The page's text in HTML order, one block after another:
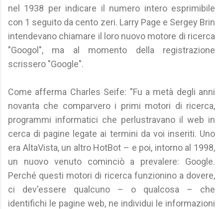
nel 1938 per indicare il numero intero esprimibile
con 1 seguito da cento zeri. Larry Page e Sergey Brin
intendevano chiamare il loro nuovo motore di ricerca
"Googol", ma al momento della registrazione
scrissero "Google".
Come afferma Charles Seife: "Fu a metà degli anni
novanta che comparvero i primi motori di ricerca,
programmi informatici che perlustravano il web in
cerca di pagine legate ai termini da voi inseriti. Uno
era AltaVista, un altro HotBot – e poi, intorno al 1998,
un nuovo venuto cominciò a prevalere: Google.
Perché questi motori di ricerca funzionino a dovere,
ci dev'essere qualcuno – o qualcosa – che
identifichi le pagine web, ne individui le informazioni